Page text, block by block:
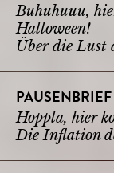
Buhuhuuu,
Halloween!
Über die Lust
Hoppla, hier
Die Inflation